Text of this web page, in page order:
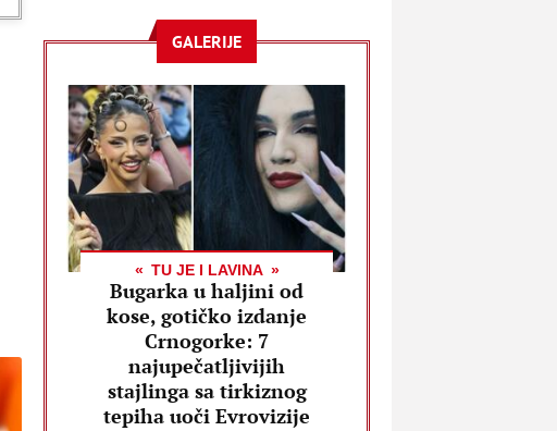
GALERIJE
TU JE I LAVINA
Bugarka u haljini od
kose, gotičko izdanje
Crnogorke: 7
najupečatljivijih
stajlinga sa tirkiznog
tepiha uoči Evrovizije